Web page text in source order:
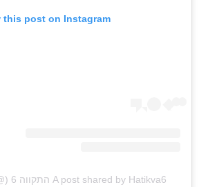
this post on Instagram
A post shared by Hatikva6 התקווה 6 (@hatikva6_official)ראשי